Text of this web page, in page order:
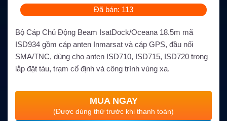
Đã bán: 113
Bộ Cáp Chủ Động Beam IsatDock/Oceana 18.5m mã
ISD934 gồm cáp anten Inmarsat và cáp GPS, đầu nối
SMA/TNC, dùng cho anten ISD710, ISD715, ISD720 trong
lắp đặt tàu, trạm cố định và công trình vùng xa.
MUA NGAY
(Được dùng thử trước khi thanh toán)